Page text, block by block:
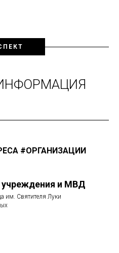
#ОРГАНИЗАЦИИ
и МВД
им. Святителя Луки